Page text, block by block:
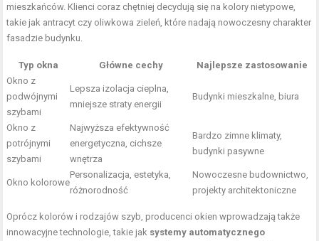
mieszkańców. Klienci coraz chętniej decydują się na kolory nietypowe,
takie jak antracyt czy oliwkowa zieleń, które nadają nowoczesny charakter
fasadzie budynku.
Typ okna Główne cechy
Najlepsze zastosowanie
Okno z
podwójnymi
szybami
Lepsza izolacja cieplna,
mniejsze straty energii
Budynki mieszkalne, biura
Okno z
potrójnymi
szybami
Najwyższa efektywność
energetyczna, cichsze
wnętrza
Bardzo zimne klimaty,
budynki pasywne
Okno kolorowe
Personalizacja, estetyka,
różnorodność
Nowoczesne budownictwo,
projekty architektoniczne
Oprócz kolorów i rodzajów szyb, producenci okien wprowadzają także
innowacyjne technologie, takie jak systemy automatycznego